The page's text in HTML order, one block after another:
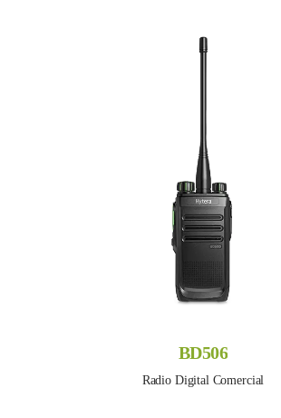
BD506
Radio Digital Comercial